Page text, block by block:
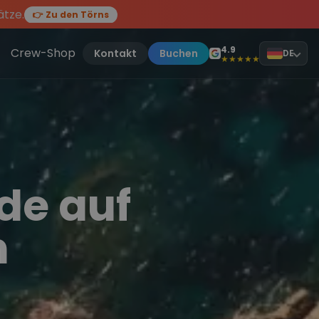
👉 Zu den Törns
Törn!
des Jahres, sei dabei.
Crew-Shop Kontakt Buchen 4.9
★★★★★ DE
auf